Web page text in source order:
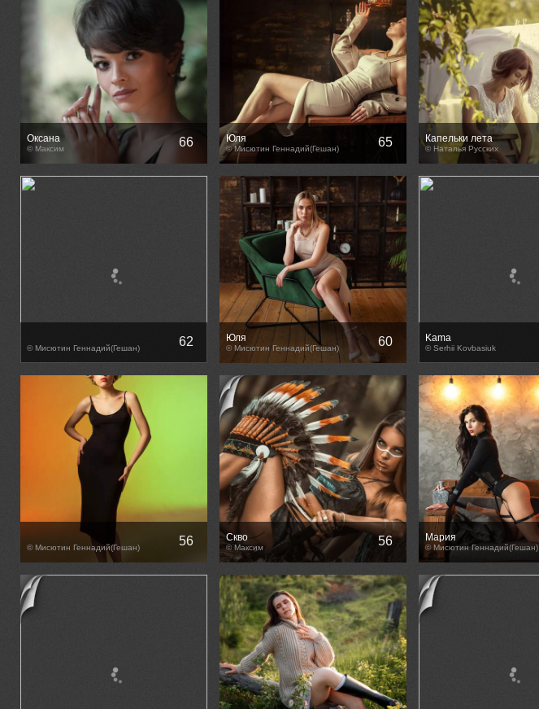
Оксана
© Максим 66 Юля
© Мисютин Геннадий(Гешан) 65 Капельки лета
© Наталья Русских
© Мисютин Геннадий(Гешан) 62 Юля
© Мисютин Геннадий(Гешан) 60 Kama
© Serhii Kovbasiuk
© Мисютин Геннадий(Гешан) 56 Скво
© Максим 56 Мария
© Мисютин Геннадий(Гешан)